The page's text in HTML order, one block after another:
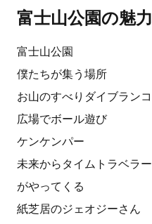
富士山公園の魅力
富士山公園
僕たちが集う場所
お山のすべりダイブランコ
広場でボール遊び
ケンケンパー
未来からタイムトラベラー
がやってくる
紙芝居のジェオジーさん